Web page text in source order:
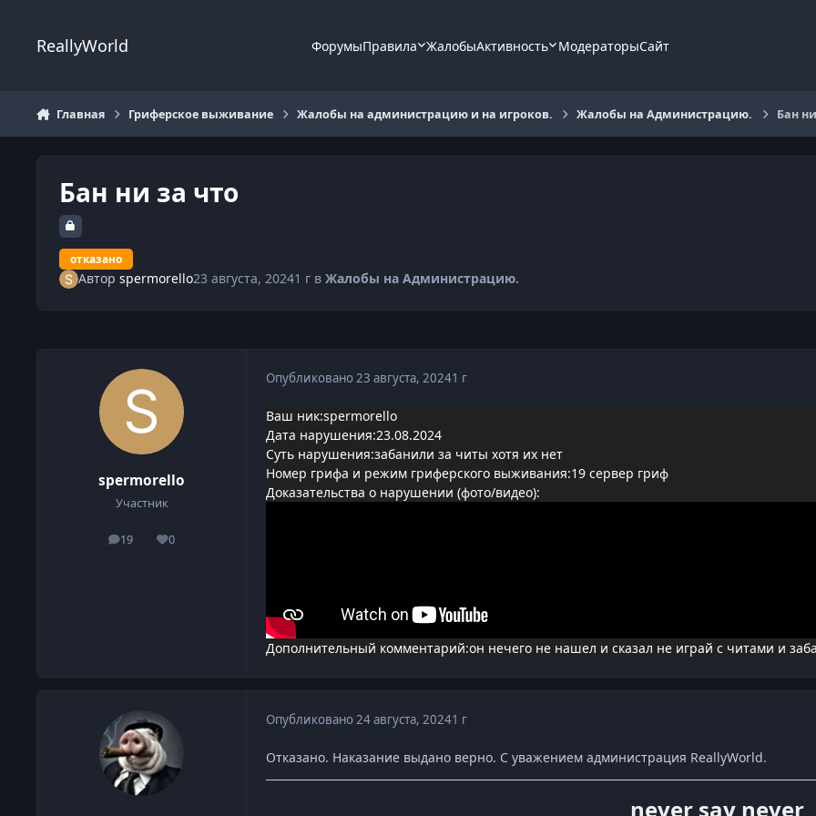
ReallyWorld ФорумыПравила ЖалобыАктивность МодераторыСайт
Главная Гриферское выживание Жалобы на администрацию и на игроков. Жалобы на Администрацию. Бан
Бан ни за что
отказано
Автор spermorello23 августа, 20241 гв Жалобы на Администрацию.
spermorello
Участник
19
сообщения
0
Репутация
Опубликовано23 августа, 20241 г
Ваш ник:spermorello
Дата нарушения:23.08.2024
Суть нарушения:забанили за читы хотя их нет
Номер грифа и режим гриферского выживания:19 сервер гриф
Доказательства о нарушении (фото/видео):
Дополнительный комментарий:он нечего не нашел и сказал не играй с читами и
Опубликовано24 августа, 20241 г
Отказано. Наказание выдано верно. С уважением администрация ReallyWorld.
never say never